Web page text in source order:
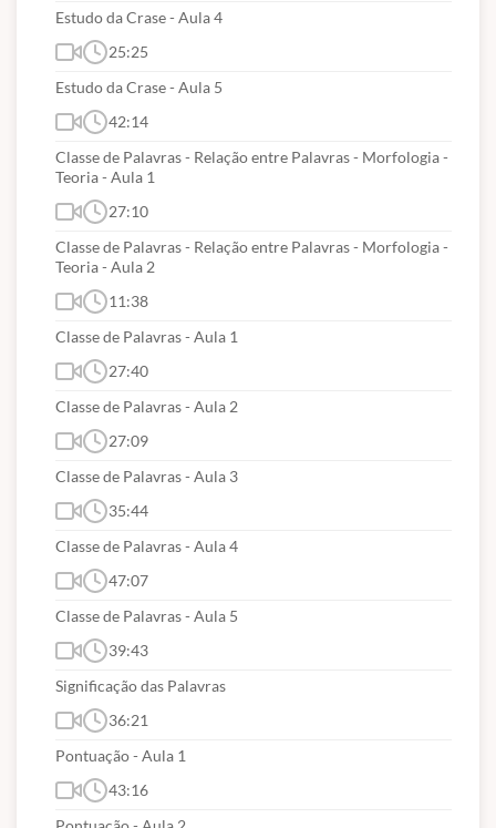
FÓRUM DE DISCUSSÃO
Neste curso NÃO haverá fóruns de
discussão para retirada de dúvidas.
OBS:Neste curso NÃO haverá
emissão de CERTIFICADO !!!
Suporte Técnico via WhatsApp (91) 98395-3549
(segunda a sexta| 9h às 12h e 14h às 18h).
CONTEÚDOS ABORDADOS:
1. Compreensão e interpretação de texto.
2. Tipologia e gêneros textuais.
3. Figuras de linguagem
4. Ortografia.
5. Acentuação gráfica.
6. Uso da crase.
7. Classe de Palavras.
8. Significação das Palavras
Estudo da Crase - Aula 4
25:25
Estudo da Crase - Aula 5
42:14
Classe de Palavras - Relação entre Palavras - Morfologia -
Teoria - Aula 1
27:10
Classe de Palavras - Relação entre Palavras - Morfologia -
Teoria - Aula 2
11:38
Classe de Palavras - Aula 1
27:40
Classe de Palavras - Aula 2
27:09
Classe de Palavras - Aula 3
35:44
Classe de Palavras - Aula 4
47:07
Classe de Palavras - Aula 5
39:43
Significação das Palavras
36:21
Pontuação - Aula 1
43:16